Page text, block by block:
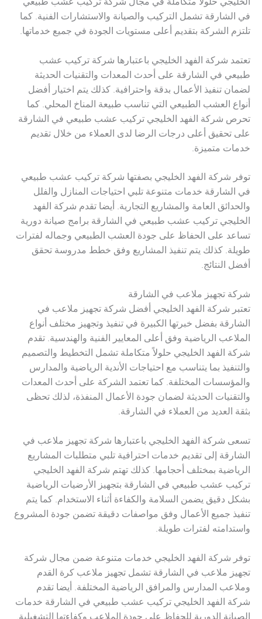
الخليجي حلولاً متكاملة في مجال شركة تركيب عشب طبيعي
في الشارقة تشمل التركيب والصيانة والاستشارات الفنية. كما
تلتزم الشركة بتقديم أعلى مستويات الجودة في جميع خدماتها.
تعتمد شركة الفهد الخليجي باعتبارها شركة تركيب عشب
طبيعي في الشارقة على أحدث المعدات والتقنيات الحديثة
لضمان تنفيذ الأعمال بدقة واحترافية. كذلك يتم اختيار أفضل
أنواع العشب الطبيعي التي تناسب طبيعة المناخ المحلي. كما
تحرص شركة الفهد الخليجي تركيب عشب طبيعي في الشارقة
على تحقيق أعلى درجات الرضا لدى العملاء من خلال تقديم
خدمات متميزة.
توفر شركة الفهد الخليجي بصفتها شركة تركيب عشب طبيعي
في الشارقة خدمات متنوعة تلبي احتياجات المنازل والفلل
والحدائق العامة والمشاريع التجارية. أيضا تقدم شركة الفهد
الخليجي تركيب عشب طبيعي في الشارقة برامج صيانة دورية
تساعد على الحفاظ على جودة العشب الطبيعي وجماله لفترات
طويلة. كذلك يتم تنفيذ المشاريع وفق خطط مدروسة تحقق
أفضل النتائج.
شركة تجهيز ملاعب في الشارقة
تعتبر شركة الفهد الخليجي أفضل شركة تجهيز ملاعب في
الشارقة بفضل خبرتها الكبيرة في تنفيذ وتجهيز مختلف أنواع
الملاعب الرياضية وفق أعلى المعايير الفنية والهندسية. تقدم
شركة الفهد الخليجي حلولاً متكاملة تشمل التخطيط والتصميم
والتنفيذ بما يتناسب مع احتياجات الأندية الرياضية والمدارس
والمؤسسات المختلفة. كما تعتمد الشركة على أحدث المعدات
والتقنيات الحديثة لضمان جودة الأعمال المنفذة، لذلك تحظى
بثقة العديد من العملاء في الشارقة.
تسعى شركة الفهد الخليجي باعتبارها شركة تجهيز ملاعب في
الشارقة إلى تقديم خدمات احترافية تلبي متطلبات المشاريع
الرياضية بمختلف أحجامها. كذلك تهتم شركة الفهد الخليجي
تركيب عشب طبيعي في الشارقة بتجهيز الأرضيات الرياضية
بشكل دقيق يضمن السلامة والكفاءة أثناء الاستخدام. كما يتم
تنفيذ جميع الأعمال وفق مواصفات دقيقة تضمن جودة المشروع
واستدامته لفترات طويلة.
توفر شركة الفهد الخليجي خدمات متنوعة ضمن مجال شركة
تجهيز ملاعب في الشارقة تشمل تجهيز ملاعب كرة القدم
وملاعب المدارس والمرافق الرياضية المختلفة. أيضا تقدم
شركة الفهد الخليجي تركيب عشب طبيعي في الشارقة خدمات